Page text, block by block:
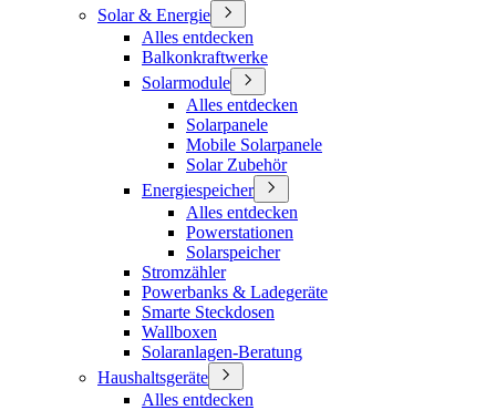
Solar & Energie
Alles entdecken
Balkonkraftwerke
Solarmodule
Alles entdecken
Solarpanele
Mobile Solarpanele
Solar Zubehör
Energiespeicher
Alles entdecken
Powerstationen
Solarspeicher
Stromzähler
Powerbanks & Ladegeräte
Smarte Steckdosen
Wallboxen
Solaranlagen-Beratung
Haushaltsgeräte
Alles entdecken